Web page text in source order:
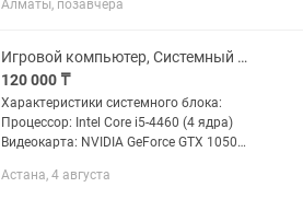
Алматы, позавчера
Игровой компьютер, Системный блок, ПК, Процессор, Игровой набор
120 000 ₸
Характеристики системного блока:
Процессор: Intel Core i5-4460 (4 ядра)
Видеокарта: NVIDIA GeForce GTX 1050
SSD 120 GB (под быструю систему) +
Астана, 4 августа